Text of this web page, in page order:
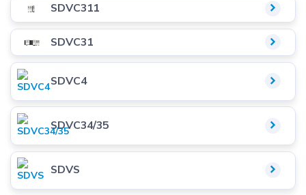
SDVC311
SDVC31
SDVC4
SDVC34/35
SDVS